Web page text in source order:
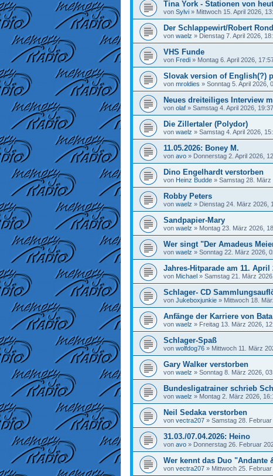
Tina York - Stationen von
von Sylvi » Mittwoch 15. April 2026,
Der Schlappewirt/Robert
von waelz » Dienstag 7. April 2026,
VHS Funde
von Fredi » Montag 6. April 2026,
Slovak version of English(?)
von mroldies » Sonntag 5. April 2026,
Neues dreiteiliges Interview
von olaf » Samstag 4. April 2026, 19:37
Die Zillertaler (Polydor)
von waelz » Samstag 4. April 2026,
11.05.2026: Boney M.
von avo » Donnerstag 2. April 2026,
Dino Engelhardt verstorben
von Heinz Budde » Samstag 28. März
Robby Peters
von waelz » Dienstag 24. März 2026,
Sandpapier-Mary
von waelz » Montag 23. März 2026,
Wer singt "Der Amadeus
von waelz » Sonntag 22. März 2026,
Jahres-Hitparade am 11. April
von Michael » Samstag 21. März
Schlager- CD
von Jukeboxjunkie » Mittwoch 18.
Anfänge der Karriere von
von waelz » Freitag 13. März 2026,
Schlager-Spaß
von wolfdog76 » Mittwoch 11. März
Gary Walker verstorben
von waelz » Sonntag 8. März 2026,
Bundesligatrainer schrieb
von waelz » Montag 2. März 2026,
Neil Sedaka verstorben
von vectra207 » Samstag 28.
31.03./07.04.2026: Heino
von avo » Donnerstag 26. Februar
Wer kennt das Duo "Andante
von vectra207 » Mittwoch 25.